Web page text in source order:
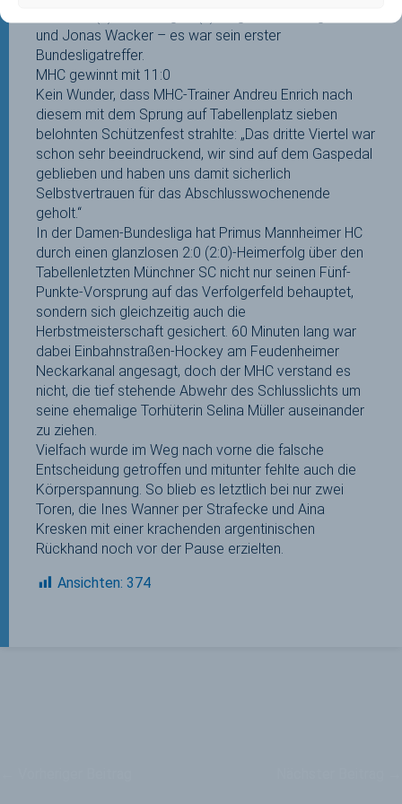
und Jonas Wacker – es war sein erster
Bundesligatreffer.
MHC gewinnt mit 11:0
Kein Wunder, dass MHC-Trainer Andreu Enrich nach
diesem mit dem Sprung auf Tabellenplatz sieben
belohnten Schützenfest strahlte: „Das dritte Viertel war
schon sehr beeindruckend, wir sind auf dem Gaspedal
geblieben und haben uns damit sicherlich
Selbstvertrauen für das Abschlusswochenende
geholt.“
In der Damen-Bundesliga hat Primus Mannheimer HC
durch einen glanzlosen 2:0 (2:0)-Heimerfolg über den
Tabellenletzten Münchner SC nicht nur seinen Fünf-
Punkte-Vorsprung auf das Verfolgerfeld behauptet,
sondern sich gleichzeitig auch die
Herbstmeisterschaft gesichert. 60 Minuten lang war
dabei Einbahnstraßen-Hockey am Feudenheimer
Neckarkanal angesagt, doch der MHC verstand es
nicht, die tief stehende Abwehr des Schlusslichts um
seine ehemalige Torhüterin Selina Müller auseinander
zu ziehen.
Vielfach wurde im Weg nach vorne die falsche
Entscheidung getroffen und mitunter fehlte auch die
Körperspannung. So blieb es letztlich bei nur zwei
Toren, die Ines Wanner per Strafecke und Aina
Kresken mit einer krachenden argentinischen
Rückhand noch vor der Pause erzielten.
Ansichten: 374